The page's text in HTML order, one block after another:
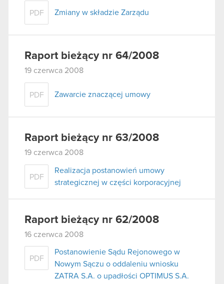
PDF Zmiany w składzie Zarządu
Raport bieżący nr 64/2008
19 czerwca 2008
PDF Zawarcie znaczącej umowy
Raport bieżący nr 63/2008
19 czerwca 2008
PDF
Realizacja postanowień umowy
strategicznej w części korporacyjnej
Raport bieżący nr 62/2008
16 czerwca 2008
PDF
Postanowienie Sądu Rejonowego w
Nowym Sączu o oddaleniu wniosku
ZATRA S.A. o upadłości OPTIMUS S.A.